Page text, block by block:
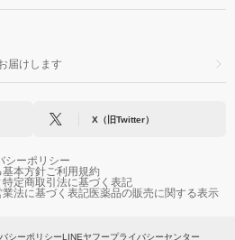
届けします
X（旧Twitter）
シーポリシー
基本方針ご利用規約
特定商取引法に基づく表記
業法に基づく表記医薬品の販売に関する表示
シーポリシーLINEヤフープライバシーセンター